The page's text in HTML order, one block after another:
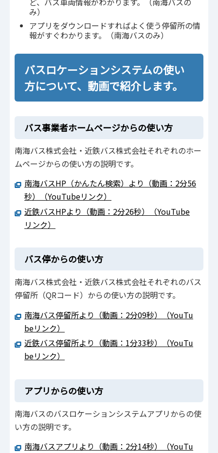
み）
アプリをダウンロードすればよく使う停留所の情
報がすぐわかります。（南海バスのみ）
バスロケーションシステムの使い
方について、動画で紹介します。
バス事業者ホームページからの使い方
南海バス株式会社・近鉄バス株式会社それぞれのホー
ムページからの使い方の説明です。
南海バスHP（かんたん検索）より（動画：2分56
秒）（YouTubeリンク）
近鉄バスHPより（動画：2分26秒）（YouTube
リンク）
バス停からの使い方
南海バス株式会社・近鉄バス株式会社それぞれのバス
停留所（QRコード）からの使い方の説明です。
南海バス停留所より（動画：2分09秒）（YouTu
beリンク）
近鉄バス停留所より（動画：1分33秒）（YouTu
beリンク）
アプリからの使い方
南海バスのバスロケーションシステムアプリからの使
い方の説明です。
南海バスアプリより（動画：2分14秒）（YouTu